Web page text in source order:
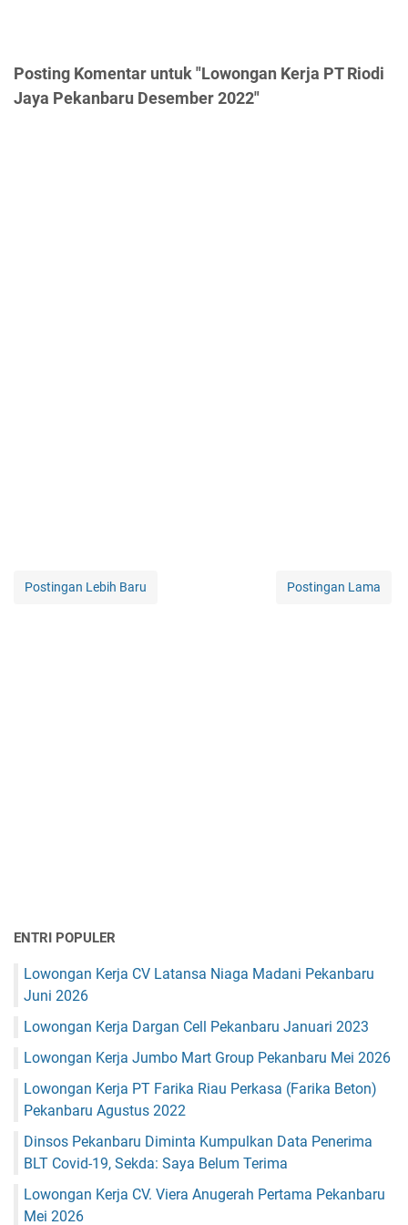
Posting Komentar untuk "Lowongan Kerja PT Riodi
Jaya Pekanbaru Desember 2022"
Postingan Lebih Baru Postingan Lama
ENTRI POPULER
Lowongan Kerja CV Latansa Niaga Madani Pekanbaru
Juni 2026
Lowongan Kerja Dargan Cell Pekanbaru Januari 2023
Lowongan Kerja Jumbo Mart Group Pekanbaru Mei 2026
Lowongan Kerja PT Farika Riau Perkasa (Farika Beton)
Pekanbaru Agustus 2022
Dinsos Pekanbaru Diminta Kumpulkan Data Penerima
BLT Covid-19, Sekda: Saya Belum Terima
Lowongan Kerja CV. Viera Anugerah Pertama Pekanbaru
Mei 2026